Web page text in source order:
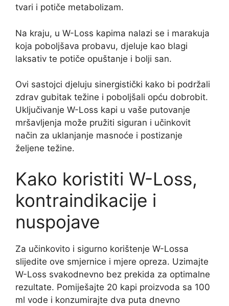
tvari i potiče metabolizam.
Na kraju, u W-Loss kapima nalazi se i marakuja
koja poboljšava probavu, djeluje kao blagi
laksativ te potiče opuštanje i bolji san.
Ovi sastojci djeluju sinergistički kako bi podržali
zdrav gubitak težine i poboljšali opću dobrobit.
Uključivanje W-Loss kapi u vaše putovanje
mršavljenja može pružiti siguran i učinkovit
način za uklanjanje masnoće i postizanje
željene težine.
Kako koristiti W-Loss,
kontraindikacije i
nuspojave
Za učinkovito i sigurno korištenje W-Lossa
slijedite ove smjernice i mjere opreza. Uzimajte
W-Loss svakodnevno bez prekida za optimalne
rezultate. Pomiješajte 20 kapi proizvoda sa 100
ml vode i konzumirajte dva puta dnevno